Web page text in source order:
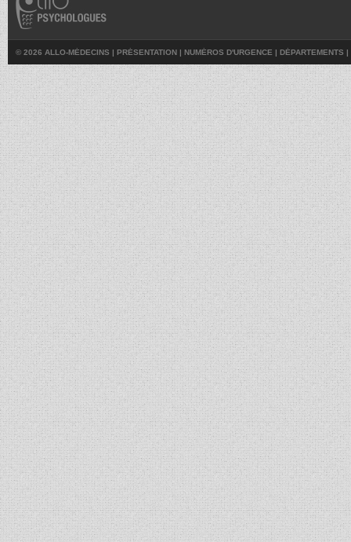
© 2026 ALLO-MÉDECINS | PRÉSENTATION | NUMÉROS D'URGENCE | DÉPARTEMENTS |